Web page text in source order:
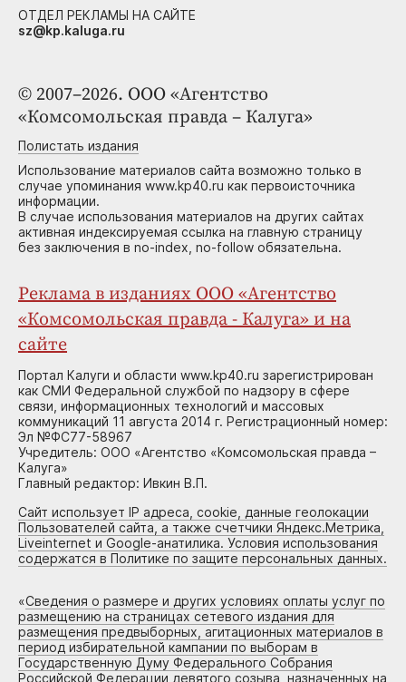
© 2007–2026. ООО «Агентство
«Комсомольская правда – Калуга»
Полистать издания
Использование материалов сайта возможно только в
случае упоминания www.kp40.ru как первоисточника
информации.
В случае использования материалов на других сайтах
активная индексируемая ссылка на главную страницу
без заключения в no-index, no-follow обязательна.
Реклама в изданиях ООО «Агентство
«Комсомольская правда - Калуга» и на
сайте
Портал Калуги и области www.kp40.ru зарегистрирован
как СМИ Федеральной службой по надзору в сфере
связи, информационных технологий и массовых
коммуникаций 11 августа 2014 г. Регистрационный номер:
Эл №ФС77-58967
Учредитель: ООО «Агентство «Комсомольская правда –
Калуга»
Главный редактор: Ивкин В.П.
Сайт использует IP адреса, cookie, данные геолокации
Пользователей сайта, а также счетчики Яндекс.Метрика,
Liveinternet и Google-анатилика. Условия использования
содержатся в Политике по защите персональных данных.
«Сведения о размере и других условиях оплаты услуг по
размещению на страницах сетевого издания для
размещения предвыборных, агитационных материалов в
период избирательной кампании по выборам в
Государственную Думу Федерального Собрания
Российской Федерации девятого созыва, назначенных на
ОТДЕЛ РЕКЛАМЫ НА САЙТЕ
sz@kp.kaluga.ru